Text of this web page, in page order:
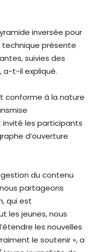
inversée pour
technique présente
suivies des
a-t-il expliqué.
conforme à la nature
les participants
d’ouverture
gestion du contenu
partageons
qui est
les jeunes, nous
les nouvelles
le soutenir », a